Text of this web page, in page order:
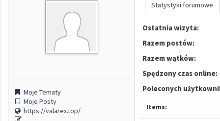
Moje Tematy
Moje Posty
https://valarex.top/
Statystyki forumowe
Ostatnia wizyta:
Razem postów:
Razem wątków:
Spędzony czas online:
Poleconych
Items: